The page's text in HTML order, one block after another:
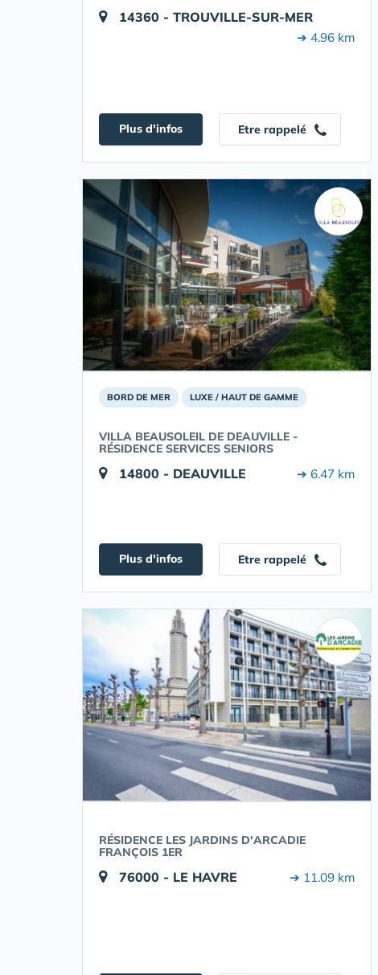
14360 - TROUVILLE-SUR-MER
➔ 4.96 km
Plus d'infos Etre rappelé
BORD DE MER LUXE / HAUT DE GAMME
VILLA BEAUSOLEIL DE DEAUVILLE -
RÉSIDENCE SERVICES SENIORS
14800 - DEAUVILLE ➔ 6.47 km
Plus d'infos Etre rappelé
RÉSIDENCE LES JARDINS D'ARCADIE
FRANÇOIS 1ER
76000 - LE HAVRE ➔ 11.09 km